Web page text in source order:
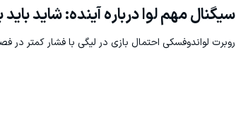
سیگنال مهم لوا درباره آینده: شاید
روبرت لواندوفسکی احتمال بازی در لیگی با فشار کمتر در